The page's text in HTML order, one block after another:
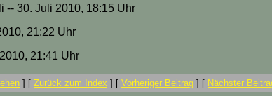
-- 30. Juli 2010, 18:15 Uhr
21:22 Uhr
21:41 Uhr
] [ Zurück zum Index ] [ Vorheriger Beitrag ] [ Nächster